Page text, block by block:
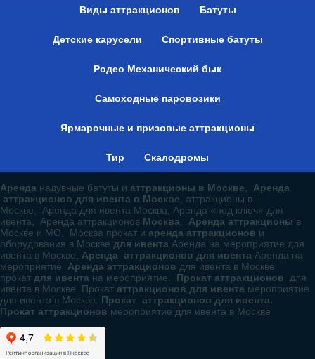
Виды аттракционов Батуты
Детские карусели Спортивные батуты
Родео Механический бык
Самоходные паровозики
Ярмарочные и призовые аттракционы
Тир Скалодромы
Аренда надувные батуты и аттракционы в Москве
Аренда
аттракционов для ивента в Москве , аттракционы в
Москве, Аренда для ивента Москва, Аренда «под ключ» для
ивента, Аренда аттракционов Москва Аренда аттракционы в
Москве и МО, Москва прокат и аренда аттракционов и
оборудования в Москве для ивента Аренда на мероприятие для
ивента в Москве, Аренда аттракционов для ивента Аренда на
мероприятие Аренда аттракционов для ивента в Москве
прокат для ивента на мероприятие. Прокат аттракционов для
ивента в Москве Прокат аттракционов для ивента мероприятие
для ивента в Москве. Прокат аттракционов для ивента.
Прокат аттракционов мероприятие для ивента в Москве